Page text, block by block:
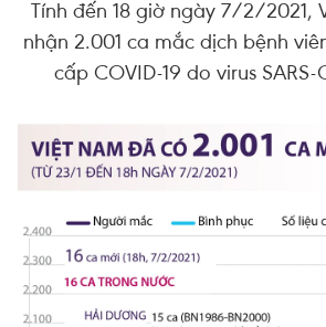
Tính đến 18 giờ ngày 7/2/2021,
nhận 2.001 ca mắc dịch bệnh
cấp COVID-19 do virus